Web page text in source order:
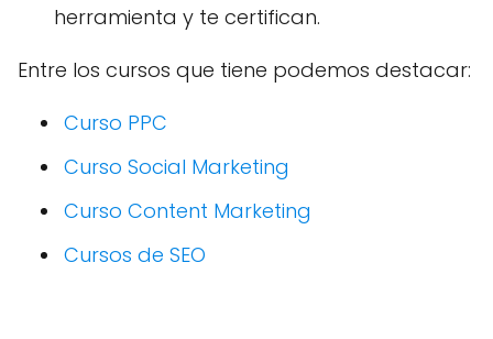
herramienta y te certifican.
Entre los cursos que tiene podemos destacar:
Curso PPC
Curso Social Marketing
Curso Content Marketing
Cursos de SEO